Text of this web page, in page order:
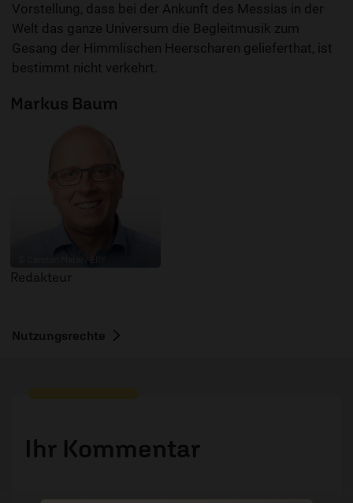
Vorstellung, dass bei der Ankunft des Messias in der
Welt das ganze Universum die Begleitmusik zum
Gesang der Himmlischen Heerscharen gelieferthat, ist
bestimmt nicht verkehrt.
Markus Baum
Redakteur
Nutzungsrechte
Ihr Kommentar